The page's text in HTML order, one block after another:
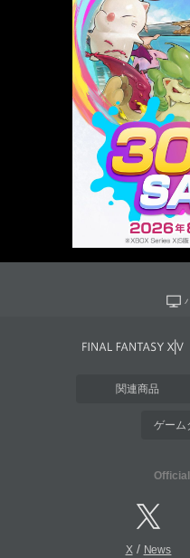
関連商品
ゲーム
X/ News